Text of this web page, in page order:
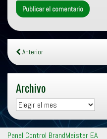
Anterior
Archivo
Archivo
Panel Control BrandMeister EA